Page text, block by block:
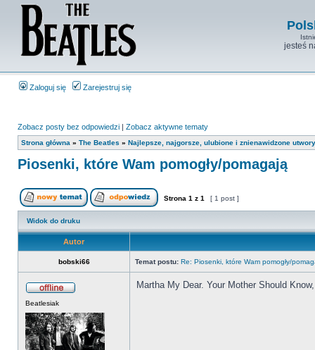
jesteś
Zaloguj się Zarejestruj się
Zobacz posty bez odpowiedzi | Zobacz aktywne tematy
Strona główna » The Beatles » Najlepsze, najgorsze, ulubione i znienawidzone
Piosenki, które Wam pomogły/pomagają
Strona 1 z 1 [ 1 post ]
Widok do druku
Autor
bobski66 Temat postu: Re: Piosenki, które Wam pomogły/
Beatlesiak
Martha My Dear. Your Mother Should